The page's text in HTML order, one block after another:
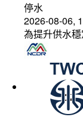
停水
2026-08-06,
為提升供水